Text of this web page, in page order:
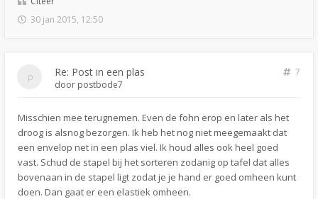
30 jan 2015, 12:50
Re: Post in een plas
7
door postbode7
Misschien mee terugnemen. Even de fohn erop en later als het
droog is alsnog bezorgen. Ik heb het nog niet meegemaakt dat
een envelop net in een plas viel. Ik houd alles ook heel goed
vast. Schud de stapel bij het sorteren zodanig op tafel dat alles
bovenaan in de stapel ligt zodat je je hand er goed omheen kunt
doen. Dan gaat er een elastiek omheen.